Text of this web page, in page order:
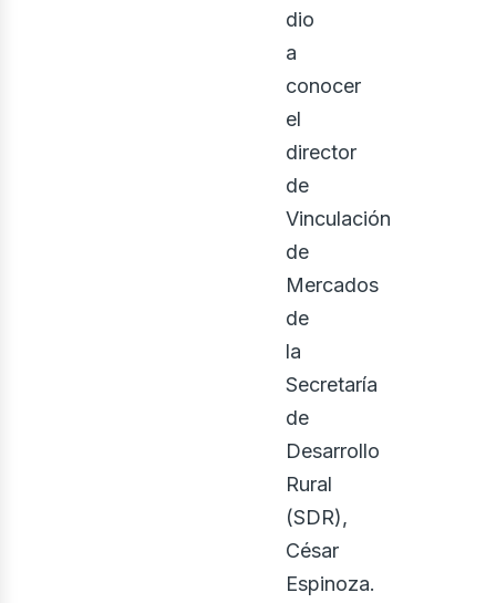
dio
a
conocer
el
director
de
Vinculación
de
Mercados
de
la
Secretaría
de
Desarrollo
Rural
(SDR),
César
Espinoza.